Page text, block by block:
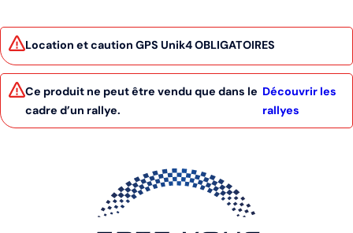
Location et caution GPS Unik4 OBLIGATOIRES
Ce produit ne peut être vendu que dans le
cadre d’un rallye.
Découvrir les
rallyes